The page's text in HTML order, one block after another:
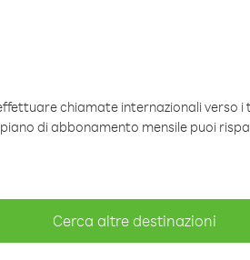
chiamate internazionali verso i
di abbonamento mensile puoi
Cerca altre destinazioni